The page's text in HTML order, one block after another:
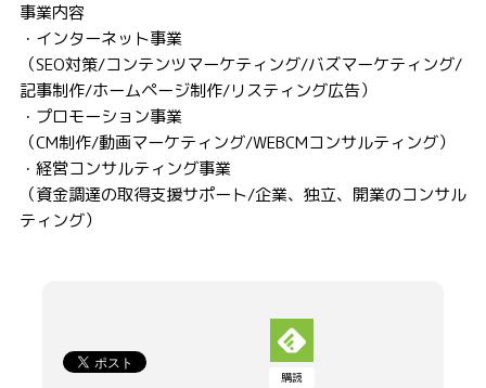
事業内容
・インターネット事業
（SEO対策/コンテンツマーケティング/バズマーケティング/
記事制作/ホームページ制作/リスティング広告）
・プロモーション事業
（CM制作/動画マーケティング/WEBCMコンサルティング）
・経営コンサルティング事業
（資金調達の取得支援サポート/企業、独立、開業のコンサル
ティング）
購読